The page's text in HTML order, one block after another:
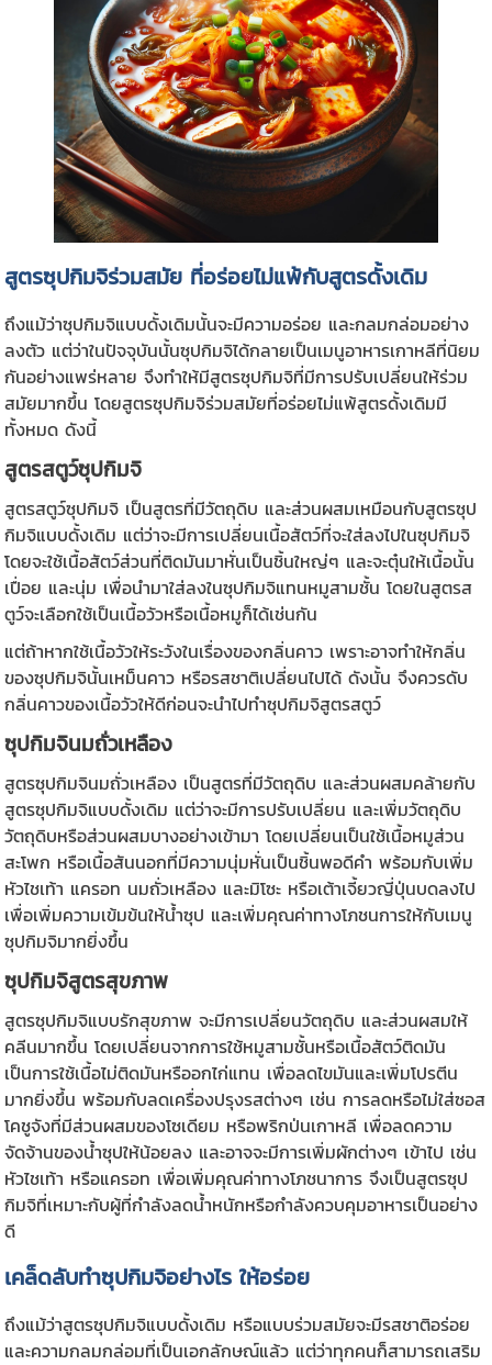
สูตรซุปกิมจิร่วมสมัย ที่อร่อยไม่แพ้กับสูตรดั้งเดิม
ถึงแม้ว่าซุปกิมจิแบบดั้งเดิมนั้นจะมีความอร่อย และกลมกล่อมอย่าง
ลงตัว แต่ว่าในปัจจุบันนั้นซุปกิมจิได้กลายเป็นเมนูอาหารเกาหลีที่นิยม
กันอย่างแพร่หลาย จึงทำให้มีสูตรซุปกิมจิที่มีการปรับเปลี่ยนให้ร่วม
สมัยมากขึ้น โดยสูตรซุปกิมจิร่วมสมัยที่อร่อยไม่แพ้สูตรดั้งเดิมมี
ทั้งหมด ดังนี้
สูตรสตูว์ซุปกิมจิ
สูตรสตูว์ซุปกิมจิ เป็นสูตรที่มีวัตถุดิบ และส่วนผสมเหมือนกับสูตรซุป
กิมจิแบบดั้งเดิม แต่ว่าจะมีการเปลี่ยนเนื้อสัตว์ที่จะใส่ลงไปในซุปกิมจิ
โดยจะใช้เนื้อสัตว์ส่วนที่ติดมันมาหั่นเป็นชิ้นใหญ่ๆ และจะตุ๋นให้เนื้อนั้น
เปื่อย และนุ่ม เพื่อนำมาใส่ลงในซุปกิมจิแทนหมูสามชั้น โดยในสูตรส
ตูว์จะเลือกใช้เป็นเนื้อวัวหรือเนื้อหมูก็ได้เช่นกัน
แต่ถ้าหากใช้เนื้อวัวให้ระวังในเรื่องของกลิ่นคาว เพราะอาจทำให้กลิ่น
ของซุปกิมจินั้นเหม็นคาว หรือรสชาติเปลี่ยนไปได้ ดังนั้น จึงควรดับ
กลิ่นคาวของเนื้อวัวให้ดีก่อนจะนำไปทำซุปกิมจิสูตรสตูว์
ซุปกิมจินมถั่วเหลือง
สูตรซุปกิมจินมถั่วเหลือง เป็นสูตรที่มีวัตถุดิบ และส่วนผสมคล้ายกับ
สูตรซุปกิมจิแบบดั้งเดิม แต่ว่าจะมีการปรับเปลี่ยน และเพิ่มวัตถุดิบ
วัตถุดิบหรือส่วนผสมบางอย่างเข้ามา โดยเปลี่ยนเป็นใช้เนื้อหมูส่วน
สะโพก หรือเนื้อสันนอกที่มีความนุ่มหั่นเป็นชิ้นพอดีคำ พร้อมกับเพิ่ม
หัวไชเท้า แครอท นมถั่วเหลือง และมิโซะ หรือเต้าเจี้ยวญี่ปุ่นบดลงไป
เพื่อเพิ่มความเข้มข้นให้น้ำซุป และเพิ่มคุณค่าทางโภชนการให้กับเมนู
ซุปกิมจิมากยิ่งขึ้น
ซุปกิมจิสูตรสุขภาพ
สูตรซุปกิมจิแบบรักสุขภาพ จะมีการเปลี่ยนวัตถุดิบ และส่วนผสมให้
คลีนมากขึ้น โดยเปลี่ยนจากการใช้หมูสามชั้นหรือเนื้อสัตว์ติดมัน
เป็นการใช้เนื้อไม่ติดมันหรืออกไก่แทน เพื่อลดไขมันและเพิ่มโปรตีน
มากยิ่งขึ้น พร้อมกับลดเครื่องปรุงรสต่างๆ เช่น การลดหรือไม่ใส่ซอส
โคชูจังที่มีส่วนผสมของโซเดียม หรือพริกป่นเกาหลี เพื่อลดความ
จัดจ้านของน้ำซุปให้น้อยลง และอาจจะมีการเพิ่มผักต่างๆ เข้าไป เช่น
หัวไชเท้า หรือแครอท เพื่อเพิ่มคุณค่าทางโภชนาการ จึงเป็นสูตรซุป
กิมจิที่เหมาะกับผู้ที่กำลังลดน้ำหนักหรือกำลังควบคุมอาหารเป็นอย่าง
ดี
เคล็ดลับทำซุปกิมจิอย่างไร ให้อร่อย
ถึงแม้ว่าสูตรซุปกิมจิแบบดั้งเดิม หรือแบบร่วมสมัยจะมีรสชาติอร่อย
และความกลมกล่อมที่เป็นเอกลักษณ์แล้ว แต่ว่าทุกคนก็สามารถเสริม